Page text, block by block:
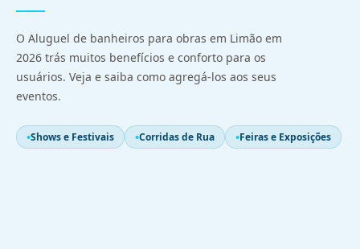
O Aluguel de banheiros para obras em Limão em
2026 trás muitos benefícios e conforto para os
usuários. Veja e saiba como agregá-los aos seus
eventos.
Shows e Festivais Corridas de Rua Feiras e Exposições